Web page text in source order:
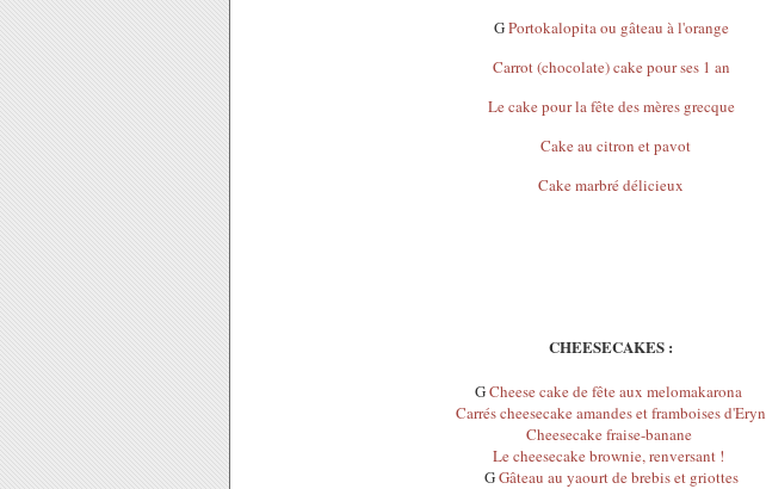
GPortokalopita ou gâteau à l'orange
Carrot (chocolate) cake pour ses 1 an
Le cake pour la fête des mères grecque
Cake au citron et pavot
Cake marbré délicieux
CHEESECAKES :
GCheese cake de fête aux melomakarona
Carrés cheesecake amandes et framboises d'Eryn
Cheesecake fraise-banane
Le cheesecake brownie, renversant !
GGâteau au yaourt de brebis et griottes